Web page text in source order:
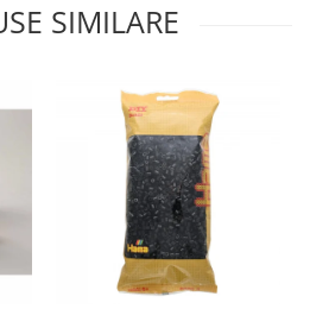
SIMILARE